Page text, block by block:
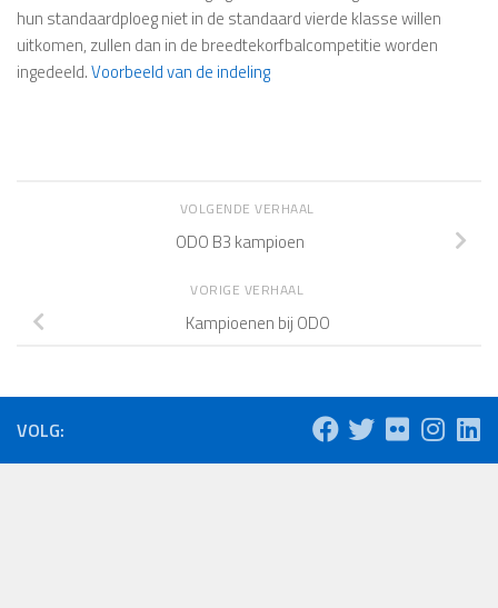
hun standaardploeg niet in de standaard vierde klasse willen
uitkomen, zullen dan in de breedtekorfbalcompetitie worden
ingedeeld.Voorbeeld van de indeling
VOLGENDE VERHAAL
ODO B3 kampioen
VORIGE VERHAAL
Kampioenen bij ODO
VOLG: